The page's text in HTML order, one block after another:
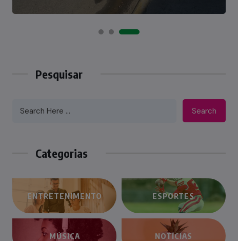
Pesquisar
Search
Categorias
ENTRETENIMENTO ESPORTES
MÚSICA NOTÍCIAS